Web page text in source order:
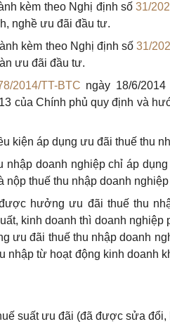
kèm theo Nghị định số31/
nghề ưu đãi đầu tư.
kèm theo Nghị định số31/
ưu đãi đầu tư.
2014/TT-BTC ngày 18/6/
của Chính phủ quy định và
kiện áp dụng ưu đãi thuế thu
nhập doanh nghiệp chỉ áp
thuế thu nhập doanh
hưởng ưu đãi thuế thu
kinh doanh thì doanh nghiệp
ưu đãi thuế thu nhập doanh
nhập từ hoạt động kinh doanh
suất ưu đãi (đã được sửa đổi,